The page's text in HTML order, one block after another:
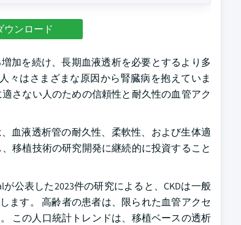
ウンロード
加を続け、長期血液透析を必要とするより多
々はさまざまな原因から腎臓病を抱えていま
さない人のための信頼性と耐久性の血管アク
血液透析管の耐久性、柔軟性、および生体適
移植技術の研究開発に継続的に投資すること
公表した2023件の研究によると、CKDは一般
ます。 高齢者の患者は、限られた血管アクセ
この人口統計トレンドは、移植ベースの透析